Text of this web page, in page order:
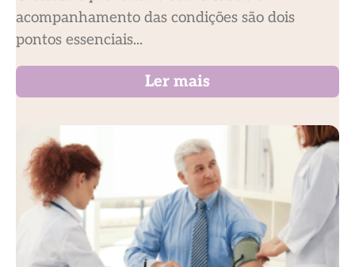
acompanhamento das condições são dois
pontos essenciais...
Ler mais